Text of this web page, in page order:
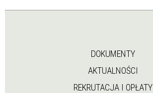
DOKUMENTY
AKTUALNOŚCI
REKRUTACJA I OPŁATY